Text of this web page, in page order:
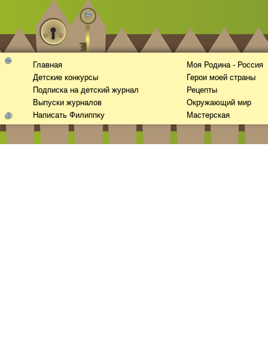
Главная
Детские конкурсы
Подписка на детский журнал
Выпуски журналов
Написать Филиппку
Моя Родина - Россия
Герои моей страны
Рецепты
Окружающий мир
Мастерская